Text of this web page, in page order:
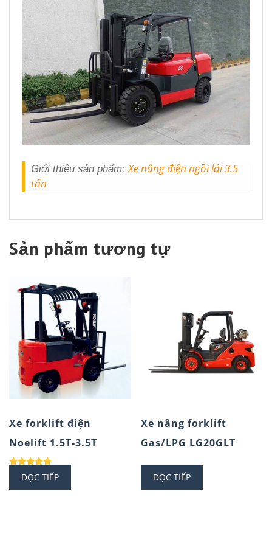
Giới thiệu sản phẩm: Xe nâng điện ngồi lái 3.5
tấn
Sản phẩm tương tự
Xe forklift điện
Noelift 1.5T-3.5T
Được xếp
hạng
5.00
ĐỌC TIẾP
Xe nâng forklift
Gas/LPG LG20GLT
ĐỌC TIẾP